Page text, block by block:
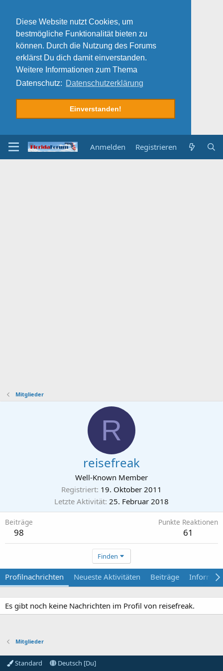
Diese Website nutzt Cookies, um
bestmögliche Funktionalität bieten zu
können. Durch die Nutzung des Forums
erklärst Du dich damit einverstanden.
Weitere Informationen zum Thema
Datenschutz: Datenschutzerklärung
Einverstanden!
Anmelden Registrieren
Mitglieder
R
reisefreak
Well-Known Member
Registriert 19. Oktober 2011
Letzte Aktivität 25. Februar 2018
Beiträge
98
Punkte Reaktionen
61
Finden
Profilnachrichten Neueste Aktivitäten Beiträge
Es gibt noch keine Nachrichten im Profil von reisefreak.
Mitglieder
Standard Deutsch [Du]